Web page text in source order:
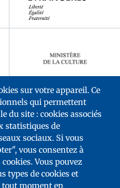
sur votre appareil. Ce
qui permettent
du site : cookies associés
statistiques de
sociaux. Si vous
vous consentez à
Vous pouvez
types de cookies et
moment en